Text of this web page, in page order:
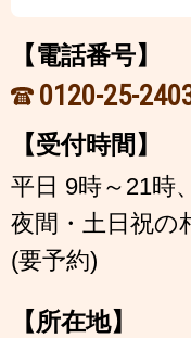
【電話番号】
0120-25-
【受付時間】
平日 9時～21時
夜間・土日祝の
(要予約)
【所在地】